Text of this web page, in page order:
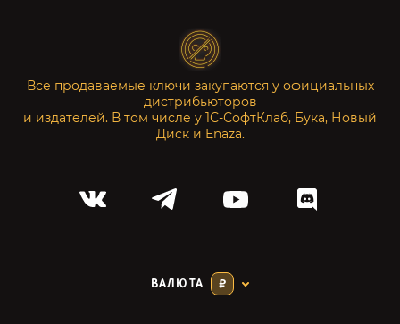
Все продаваемые ключи закупаются у официальных
дистрибьюторов
и издателей. В том числе у 1С-СофтКлаб, Бука, Новый
Диск и Enaza.
ВАЛЮТА ₽